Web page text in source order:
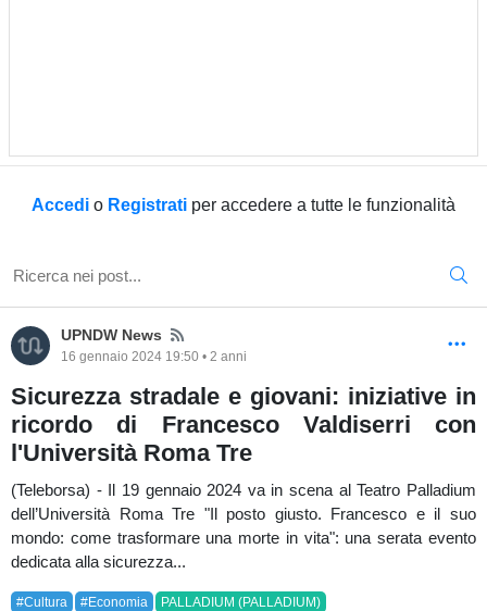
Accedi o Registrati per accedere a tutte le funzionalità
UPNDW News News
16 gennaio 2024 19:50 • 2 anni
Sicurezza stradale e giovani: iniziative in
ricordo di Francesco Valdiserri con
l'Università Roma Tre
(Teleborsa) - Il 19 gennaio 2024 va in scena al Teatro Palladium
dell’Università Roma Tre "Il posto giusto. Francesco e il suo
mondo: come trasformare una morte in vita": una serata evento
dedicata alla sicurezza...
#Cultura #Economia PALLADIUM (PALLADIUM)